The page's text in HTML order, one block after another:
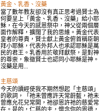
黃金、乳香、沒藥
當了數年教友卻沒有真正思考過賢士為
何要呈上「黃金、乳香、沒藥」給小耶
穌，在今天的感恩祭中，神父從兩個層
面作解釋，擴闊了我的思維。黃金代表
皇者的尊貴，賢士獻上黃金俯首稱臣朝
拜小耶穌，代表外邦人也承認耶穌是萬
民的君王。乳香用於敬拜獻祭，是對神
的尊崇，象徵賢士也認同小耶穌是神。
沒藥是用...
主慈頌
今天的讀經使我不期然想起「主慈頌」
的歌詞，「祂未曾應許天常蔚藍，祂未
曾應允花兒常開，祂卻恩許祂的慈愛常